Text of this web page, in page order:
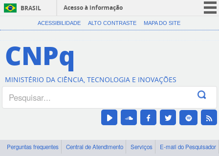
BRASIL
Acesso à informação
CORONAVÍRUS (COVID-19)
Canais
ACESSIBILIDADE ALTO CONTRASTE MAPA DO SITE
CNPq
MINISTÉRIO DA CIÊNCIA, TECNOLOGIA E INOVAÇÕES
Perguntas frequentes Central de Atendimento Serviços
E-mail do Pesquisador